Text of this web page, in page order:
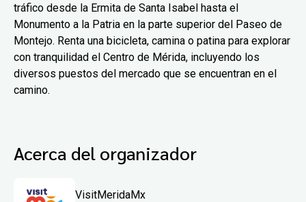
tráfico desde la Ermita de Santa Isabel hasta el
Monumento a la Patria en la parte superior del Paseo de
Montejo. Renta una bicicleta, camina o patina para explorar
con tranquilidad el Centro de Mérida, incluyendo los
diversos puestos del mercado que se encuentran en el
camino.
Acerca del organizador
VisitMeridaMx